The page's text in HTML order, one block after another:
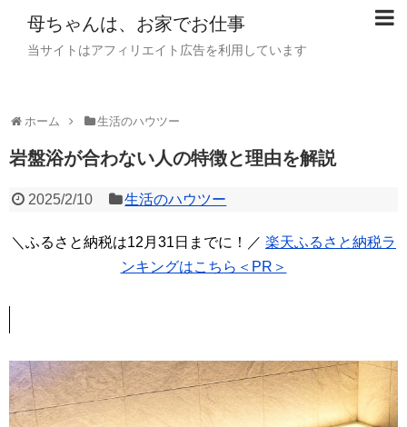
母ちゃんは、お家でお仕事
当サイトはアフィリエイト広告を利用しています
ホーム 生活のハウツー
岩盤浴が合わない人の特徴と理由を解説
2025/2/10 生活のハウツー
＼ふるさと納税は12月31日までに！／ 楽天ふるさと納税ラ
ンキングはこちら＜PR＞